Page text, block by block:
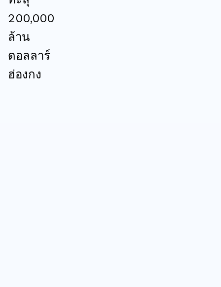
200,000
ล้าน
ดอลลาร์
ฮ่องกง